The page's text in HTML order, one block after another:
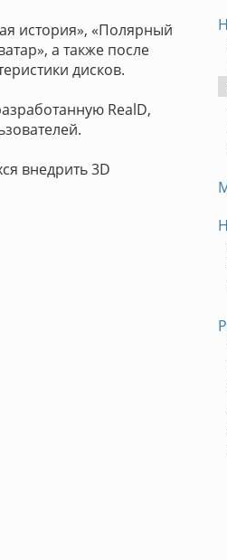
история», «Полярный
а также после
дисков.
RealD,
внедрить 3D